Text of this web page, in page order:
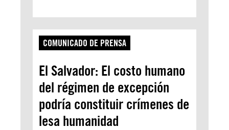
COMUNICADO DE PRENSA
El Salvador: El costo humano
del régimen de excepción
podría constituir crímenes de
lesa humanidad